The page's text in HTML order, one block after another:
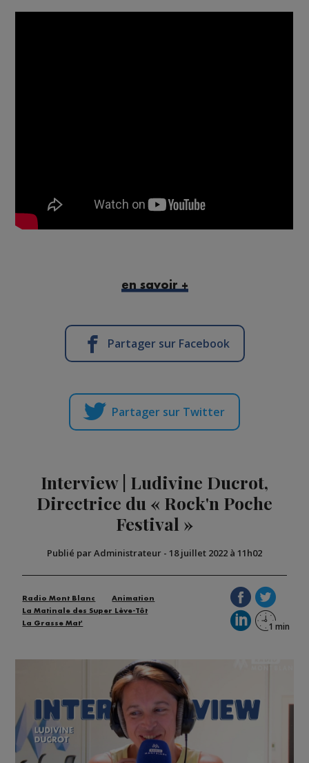
en savoir +
Partager sur Facebook
Partager sur Twitter
Interview | Ludivine Ducrot,
Directrice du « Rock'n Poche
Festival »
Publié par Administrateur - 18 juillet 2022 à 11h02
Radio Mont Blanc
Animation
La Matinale des Super Lève-Tôt
La Grasse Mat'